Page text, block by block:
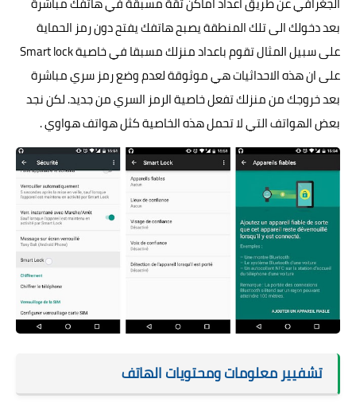
بعد دخولك الى تلك المنطقة يصبح هاتفك يفتح دون رمز الحماية
على سبيل المثال تقوم باعداد منزلك مسبقا في خاصية Smart lock
على ان هذه الاحداثيات هي موثوقة لعدم وضع رمز سري مباشرة
بعد خروجك من منزلك تفعل خاصية الرمز السري من جديد. لكن نجد
بعض الهواتف التي لا تحمل هذه الخاصية كثل هواتف هواوي .
تشفيير معلومات ومحتويات الهاتف